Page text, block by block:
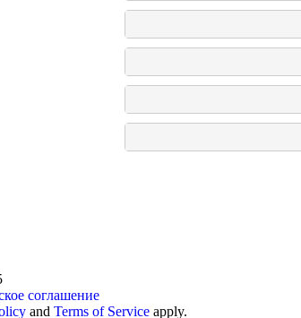
соглашение
and Terms of Service apply.